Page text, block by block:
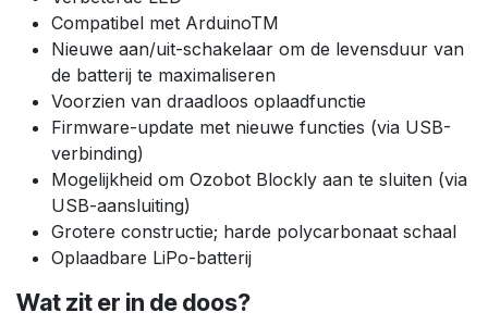
Compatibel met ArduinoTM
Nieuwe aan/uit-schakelaar om de levensduur van
de batterij te maximaliseren
Voorzien van draadloos oplaadfunctie
Firmware-update met nieuwe functies (via USB-
verbinding)
Mogelijkheid om Ozobot Blockly aan te sluiten (via
USB-aansluiting)
Grotere constructie; harde polycarbonaat schaal
Oplaadbare LiPo-batterij
Wat zit er in de doos?